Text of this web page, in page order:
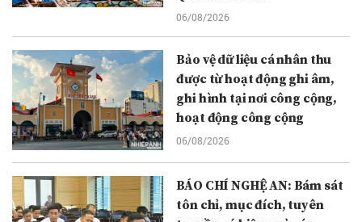
06/08/2026
Bảo vệ dữ liệu cá nhân thu
được từ hoạt động ghi âm,
ghi hình tại nơi công cộng,
hoạt động công cộng
06/08/2026
BÁO CHÍ NGHỆ AN: Bám sát
tôn chỉ, mục đích, tuyên